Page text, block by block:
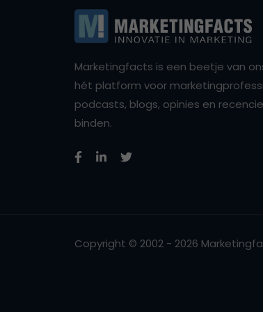
Marketingfacts is een beetje van
hét platform voor
podcasts, blogs, opinies en
binden.
Copyright © 2002 - 2026